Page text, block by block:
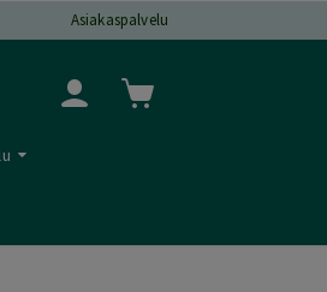
Asiakaspalvelu